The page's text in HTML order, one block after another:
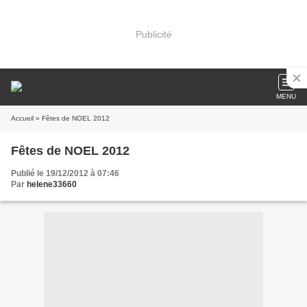
Publicité
MENU
Accueil » Fêtes de NOEL 2012
Fêtes de NOEL 2012
Publié le 19/12/2012 à 07:46
Par helene33660